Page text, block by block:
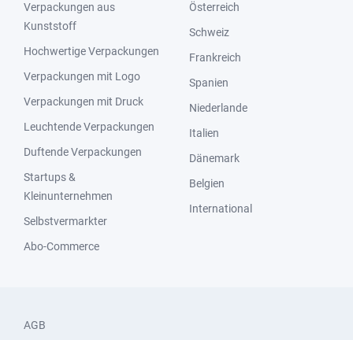
Verpackungen aus
Kunststoff
Hochwertige Verpackungen
Verpackungen mit Logo
Verpackungen mit Druck
Leuchtende Verpackungen
Duftende Verpackungen
Startups &
Kleinunternehmen
Selbstvermarkter
Abo-Commerce
Österreich
Schweiz
Frankreich
Spanien
Niederlande
Italien
Dänemark
Belgien
International
AGB